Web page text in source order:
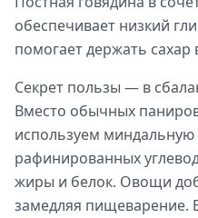
обеспечивает низкий
помогает держать сахар
Секрет пользы — в
Вместо обычных
используем миндальную
рафинированных
жиры и белок. Овощи
замедляя пищеварение.